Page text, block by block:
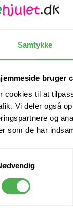
Samtykke
bruger
cookies til at
Vi deler også
og
som de har